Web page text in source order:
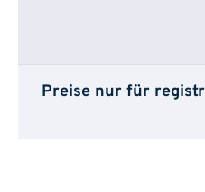
Preise nur für